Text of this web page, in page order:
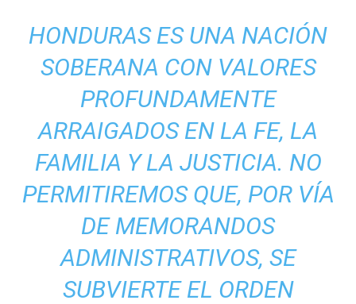
HONDURAS ES UNA NACIÓN
SOBERANA CON VALORES
PROFUNDAMENTE
ARRAIGADOS EN LA FE, LA
FAMILIA Y LA JUSTICIA. NO
PERMITIREMOS QUE, POR VÍA
DE MEMORANDOS
ADMINISTRATIVOS, SE
SUBVIERTE EL ORDEN